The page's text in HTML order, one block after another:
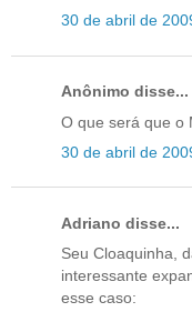
30 de abril de
Anônimo disse...
O que será que o
30 de abril de
Adriano disse...
Seu Cloaquinha,
interessante
esse caso: